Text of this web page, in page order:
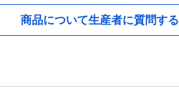
商品について生産者に質問する